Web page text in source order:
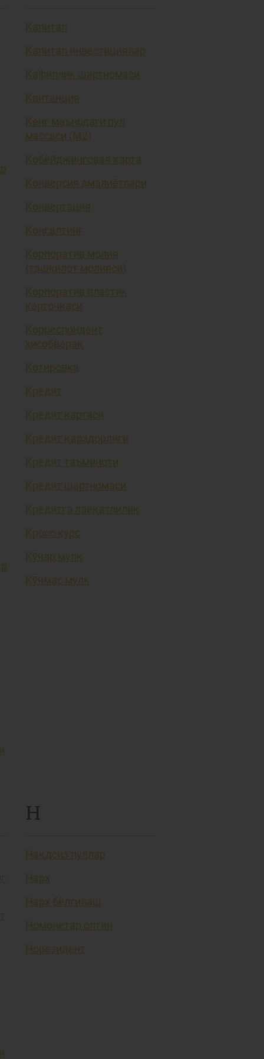
Капитал
Капитал инвестициялар
Кафиллик шартномаси
Квитанция
Кенг маънодаги пул
массаси (М2)
Кобейджинговая карта
Конверсия амалиётлари
Конвертация
Консалтинг
Корпоратив молия
(ташкилот молияси)
Корпоратив пластик
карточкаси
Корреспондент
ҳисобварақ
Котировка
Кредит
Кредит картаси
Кредит қарздорлиги
Кредит таъминоти
Кредит шартномаси
Кредитга лаёқатлилик
Кросс-курс
Кўчар мулк
Кўчмас мулк
Н
Нақдсиз пуллар
Нарх
Нарх белгилаш
Номонетар олтин
Норезидент